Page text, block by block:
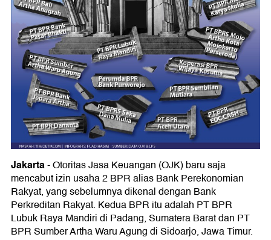
Jakarta- Otoritas Jasa Keuangan (OJK) baru saja
mencabut izin usaha 2 BPR alias Bank Perekonomian
Rakyat, yang sebelumnya dikenal dengan Bank
Perkreditan Rakyat. Kedua BPR itu adalah PT BPR
Lubuk Raya Mandiri di Padang, Sumatera Barat dan PT
BPR Sumber Artha Waru Agung di Sidoarjo, Jawa Timur.